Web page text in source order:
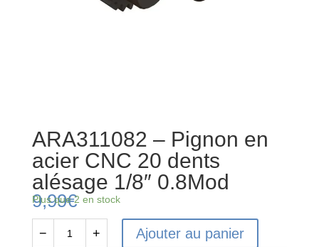
ARA311082 – Pignon en
acier CNC 20 dents
alésage 1/8″ 0.8Mod
9,99€
Plus que 2 en stock
quantité
− + Ajouter au panier